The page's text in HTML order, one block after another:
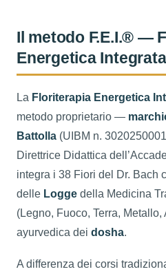
Il metodo F.E.I.® —
Energetica Integrata
La Floriterapia Energetica
metodo proprietario —
Battolla (UIBM n.
Direttrice Didattica
integra i 38 Fiori del Dr. Bach
delle Logge della Medicina
(Legno, Fuoco, Terra,
ayurvedica dei dosha.
A differenza dei corsi